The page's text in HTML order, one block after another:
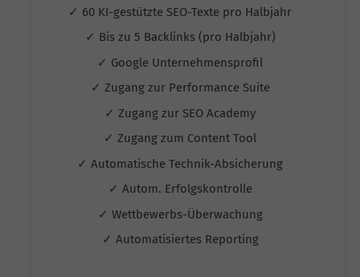
✓ 60 KI-gestützte SEO-Texte pro Halbjahr
✓ Bis zu 5 Backlinks (pro Halbjahr)
✓ Google Unternehmensprofil
✓ Zugang zur Performance Suite
✓ Zugang zur SEO Academy
✓ Zugang zum Content Tool
✓ Automatische Technik-Absicherung
✓ Autom. Erfolgskontrolle
✓ Wettbewerbs-Überwachung
✓ Automatisiertes Reporting